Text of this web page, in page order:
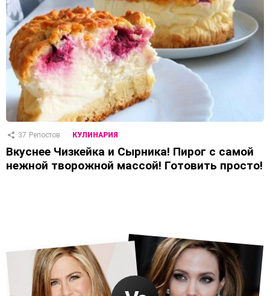
37 Репостов КУЛИНАРИЯ
Вкуснее Чизкейка и Сырника! Пирог с самой
нежной творожной массой! Готовить просто!